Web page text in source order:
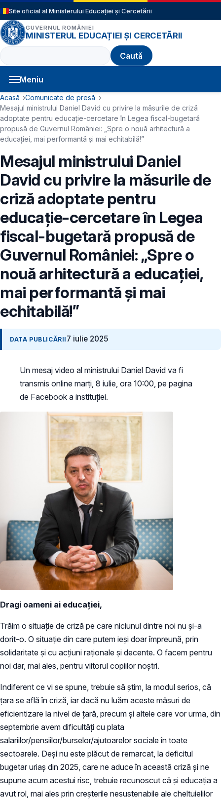
Sari la conținutul principal
Site oficial al Ministerului Educației și Cercetării
GUVERNUL ROMÂNIEI
MINISTERUL EDUCAȚIEI ȘI CERCETĂRII
Caută
Meniu
Navigație principală
Cale de navigare
Acasă
Comunicate de presă
Mesajul ministrului Daniel David cu privire la măsurile de criză
adoptate pentru educație-cercetare în Legea fiscal-bugetară
propusă de Guvernul României: „Spre o nouă arhitectură a
educației, mai performantă și mai echitabilă!”
Mesajul ministrului Daniel
David cu privire la măsurile de
criză adoptate pentru
educație-cercetare în Legea
fiscal-bugetară propusă de
Guvernul României: „Spre o
nouă arhitectură a educației,
mai performantă și mai
echitabilă!”
DATA PUBLICĂRII 7 iulie 2025
Un mesaj video al ministrului Daniel David va fi
transmis online marți, 8 iulie, ora 10:00, pe pagina
de Facebook a instituției.
Dragi oameni ai educației,
Trăim o situație de criză pe care niciunul dintre noi nu și-a
dorit-o. O situație din care putem ieși doar împreună, prin
solidaritate și cu acțiuni raționale și decente. O facem pentru
noi dar, mai ales, pentru viitorul copiilor noștri.
Indiferent ce vi se spune, trebuie să știm, la modul serios, că
țara se află în criză, iar dacă nu luăm aceste măsuri de
eficientizare la nivel de țară, precum și altele care vor urma, din
septembrie avem dificultăți cu plata
salariilor/pensiilor/burselor/ajutoarelor sociale în toate
sectoarele. Deși nu este plăcut de remarcat, la deficitul
bugetar uriaș din 2025, care ne aduce în această criză și ne
supune acum acestui risc, trebuie recunoscut că și educația a
avut rol, mai ales prin creșterile nesustenabile ale cheltuielilor